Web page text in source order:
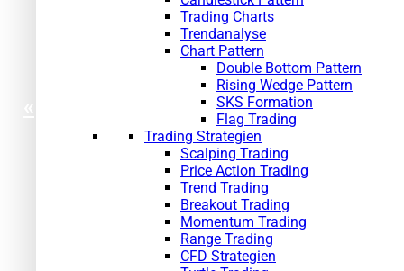
Trading Charts
Trendanalyse
Chart Pattern
Double Bottom Pattern
Rising Wedge Pattern
SKS Formation
Flag Trading
Trading Strategien
Scalping Trading
Price Action Trading
Trend Trading
Breakout Trading
Momentum Trading
Range Trading
CFD Strategien